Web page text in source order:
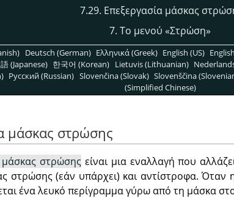
7.29. Επεξεργασία μάσκας
7. Το μενού «Στρώση»
Deutsch (German) Ελληνικά (Greek) English (US)
(Japanese) 한국어 (Korean) Lietuvis (Lithuanian)
Pусский (Russian) Slovenčina (Slovak) Slovenščina
(Simplified Chinese)
μάσκας στρώσης
μάσκας στρώσης είναι μια εναλλαγή που
στρώσης (εάν υπάρχει) και αντίστροφα. Όταν
ένα λευκό περίγραμμα γύρω από τη μάσκα